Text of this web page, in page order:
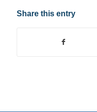
Share this entry